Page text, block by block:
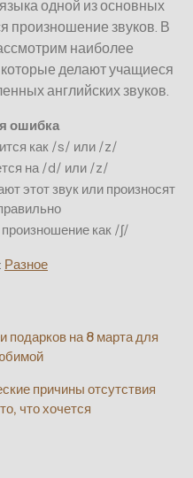
одной из основных
произношение звуков. В
наиболее
делают учащиеся
английских звуков.
ошибка
как /s/ или /z/
на /d/ или /z/
этот звук или произносят
как /ʃ/
Разное
подарков на 8 марта для
причины отсутствия
что хочется